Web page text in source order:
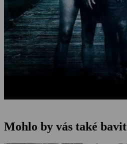
Mohlo by vás také bavit